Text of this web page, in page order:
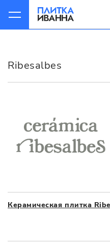
Ribesalbes
Керамическая плитка